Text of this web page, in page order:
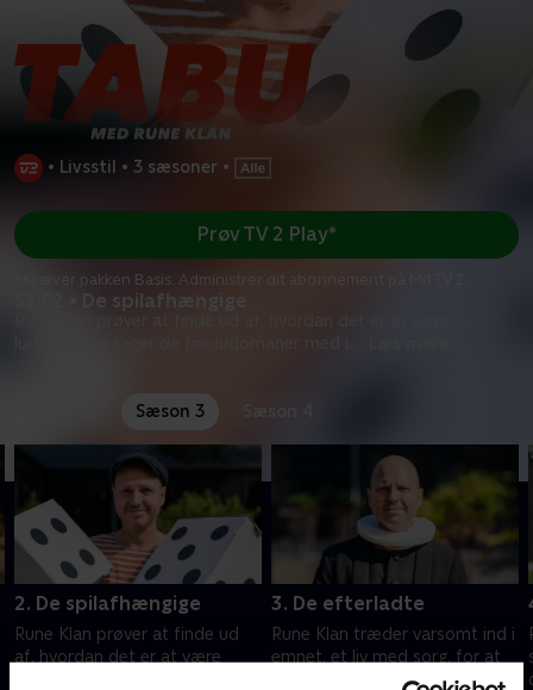
• Livsstil • 3 sæsoner •
S3:E2 • De spilafhængige
Prøv TV 2 Play*
*Kræver pakken Basis. Administrer dit abonnement på Mit TV 2.
Sæson 3
2. De spilafhængige
Rune Klan prøver at finde ud
af, hvordan det er at være
3. De efterladte
Rune Klan træder varsomt ind i
emnet, et liv med sorg, for at
finde ud af, hvordan man